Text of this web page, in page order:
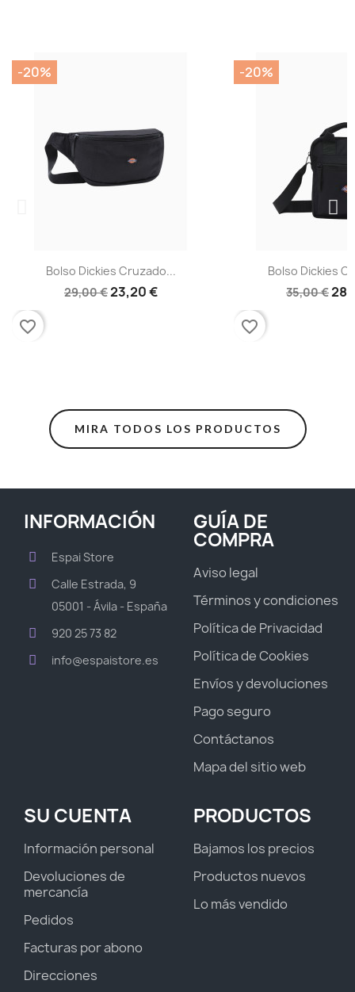
Bolso Dickies Cruzado...
29,00 €23,20 €
-20%
favorite_border
Bolso Dickies
35,00 €
-20%
favorite_border
MIRA TODOS LOS PRODUCTOS
INFORMACIÓN
Espai Store
Calle Estrada, 9
05001 - Ávila - España
920 25 73 82
info@espaistore.es
GUÍA DE
COMPRA
Aviso legal
Términos y condiciones
Política de Privacidad
Política de Cookies
Envíos y devoluciones
Pago seguro
Contáctanos
Mapa del sitio web
SU CUENTA
Información personal
Devoluciones de
mercancía
Pedidos
Facturas por abono
Direcciones
PRODUCTOS
Bajamos los precios
Productos nuevos
Lo más vendido